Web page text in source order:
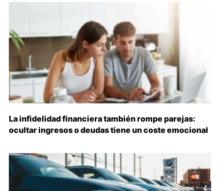
La infidelidad financiera también rompe parejas:
ocultar ingresos o deudas tiene un coste emocional